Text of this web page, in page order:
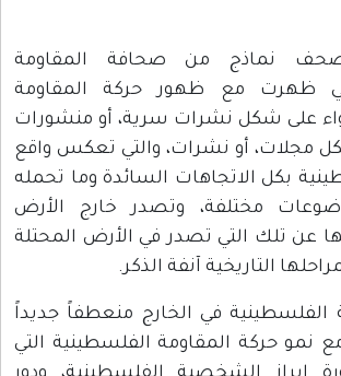
نماذج من صحافة المقاومة
ظهرت مع ظهور حركة المقاومة
على شكل نشرات سرية، أو منشورات
مجلات، أو نشرات، والتي تعكس واقع
بكل الاتجاهات السائدة وما تحمله
مختلفة، وتصدر خارج الأرض
لها عن تلك التي تصدر في الأرض المحتلة
التاريخية آنفة الذكر.
في الخارج منعطفاً جديداً
نمو حركة المقاومة الفلسطينية التي